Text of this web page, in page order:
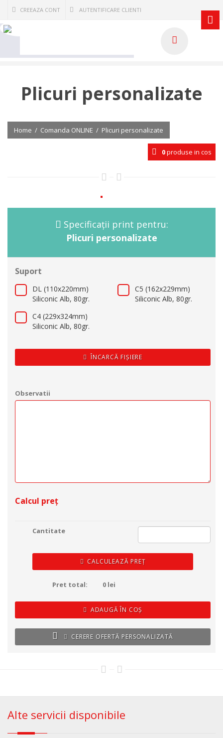
CREEAZA CONT AUTENTIFICARE CLIENTI
Plicuri personalizate
Home / Comanda ONLINE / Plicuri personalizate
0produse in cos
Specificații print pentru:
Plicuri personalizate
Suport
DL (110x220mm)
Siliconic Alb, 80gr.
C5 (162x229mm)
Siliconic Alb, 80gr.
C4 (229x324mm)
Siliconic Alb, 80gr.
ÎNCARCĂ FIȘIERE
Observatii
Calcul preț
Cantitate
CALCULEAZĂ PREȚ
Pret total: 0 lei
ADAUGĂ ÎN COȘ
CERERE OFERTĂ PERSONALIZATĂ
Alte servicii disponibile